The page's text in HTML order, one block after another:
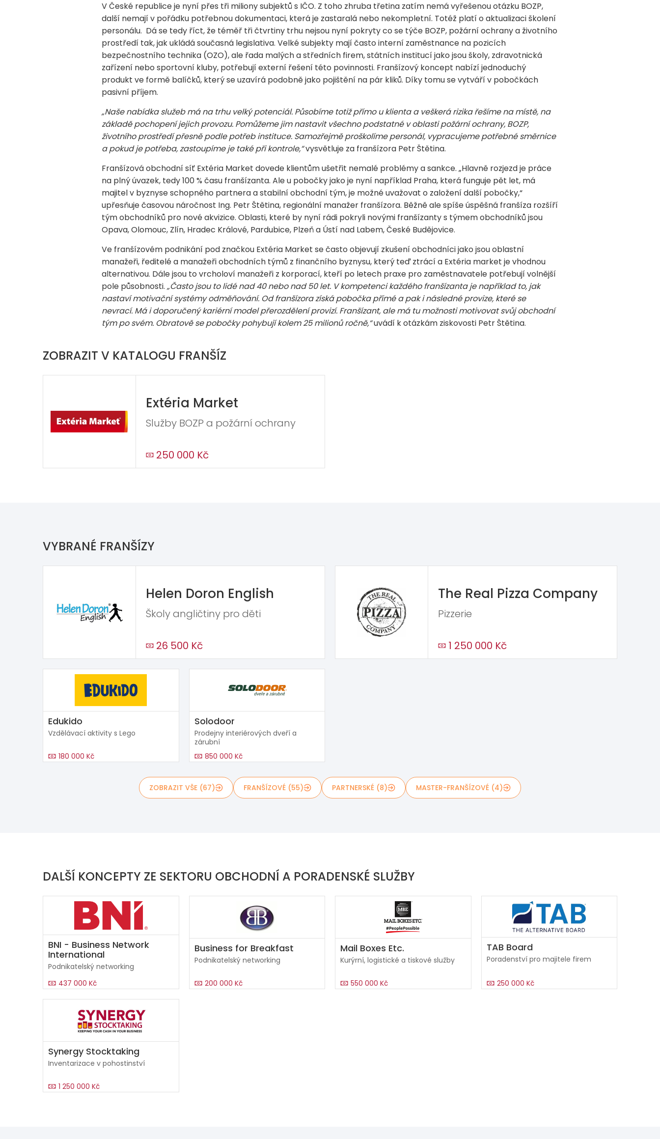
V České republice je nyní přes tři miliony subjektů s IČO. Z toho zhruba třetina zatím nemá vyřešenou otázku BOZP,
další nemají v pořádku potřebnou dokumentaci, která je zastaralá nebo nekompletní. Totéž platí o aktualizaci školení
personálu. Dá se tedy říct, že téměř tři čtvrtiny trhu nejsou nyní pokryty co se týče BOZP, požární ochrany a životního
prostředí tak, jak ukládá současná legislativa. Velké subjekty mají často interní zaměstnance na pozicích
bezpečnostního technika (OZO), ale řada malých a středních firem, státních institucí jako jsou školy, zdravotnická
zařízení nebo sportovní kluby, potřebují externí řešení této povinnosti. Franšízový koncept nabízí jednoduchý
produkt ve formě balíčků, který se uzavírá podobně jako pojištění na pár kliků. Díky tomu se vytváří v pobočkách
pasivní příjem.
„Naše nabídka služeb má na trhu velký potenciál. Působíme totiž přímo u klienta a veškerá rizika řešíme na místě, na
základě pochopení jejich provozu. Pomůžeme jim nastavit všechno podstatné v oblasti požární ochrany, BOZP,
životního prostředí přesně podle potřeb instituce. Samozřejmě proškolíme personál, vypracujeme potřebné směrnice
a pokud je potřeba, zastoupíme je také při kontrole,“vysvětluje za franšízora Petr Štětina.
Franšízová obchodní síť Extéria Market dovede klientům ušetřit nemalé problémy a sankce. „Hlavně rozjezd je práce
na plný úvazek, tedy 100 % času franšízanta. Ale u pobočky jako je nyní například Praha, která funguje pět let, má
majitel v byznyse schopného partnera a stabilní obchodní tým, je možné uvažovat o založení další pobočky,“
upřesňuje časovou náročnost Ing. Petr Štětina, regionální manažer franšízora. Běžně ale spíše úspěšná franšíza rozšíří
tým obchodníků pro nové akvizice. Oblasti, které by nyní rádi pokryli novými franšízanty s týmem obchodníků jsou
Opava, Olomouc, Zlín, Hradec Králové, Pardubice, Plzeň a Ústí nad Labem, České Budějovice.
Ve franšízovém podnikání pod značkou Extéria Market se často objevují zkušení obchodníci jako jsou oblastní
manažeři, ředitelé a manažeři obchodních týmů z finančního byznysu, který teď ztrácí a Extéria market je vhodnou
alternativou. Dále jsou to vrcholoví manažeři z korporací, kteří po letech praxe pro zaměstnavatele potřebují volnější
pole působnosti. „Často jsou to lidé nad 40 nebo nad 50 let. V kompetenci každého franšízanta je například to, jak
nastaví motivační systémy odměňování. Od franšízora získá pobočka přímé a pak i následné provize, které se
nevrací. Má i doporučený kariérní model přerozdělení provizí. Franšízant, ale má tu možnosti motivovat svůj obchodní
tým po svém. Obratově se pobočky pohybují kolem 25 milionů ročně,“uvádí k otázkám ziskovosti Petr Štětina.
ZOBRAZIT V KATALOGU FRANŠÍZ
Extéria Market
Služby BOZP a požární ochrany
250 000 Kč
VYBRANÉ FRANŠÍZY
Helen Doron English
Školy angličtiny pro děti
26 500 Kč
The Real Pizza Company
Pizzerie
1 250 000 Kč
Edukido
Vzdělávací aktivity s Lego
180 000 Kč
Solodoor
Prodejny interiérových dveří a
zárubní
850 000 Kč
ZOBRAZIT VŠE (67) FRANŠÍZOVÉ (55) PARTNERSKÉ (8) MASTER-FRANŠÍZOVÉ (4)
DALŠÍ KONCEPTY ZE SEKTORU OBCHODNÍ A PORADENSKÉ SLUŽBY
BNI - Business Network
International
Podnikatelský networking
437 000 Kč
Business for Breakfast
Podnikatelský networking
200 000 Kč
Mail Boxes Etc.
Kurýrní, logistické a tiskové služby
550 000 Kč
TAB Board
Poradenství pro majitele firem
250 000 Kč
Synergy Stocktaking
Inventarizace v pohostinství
1 250 000 Kč